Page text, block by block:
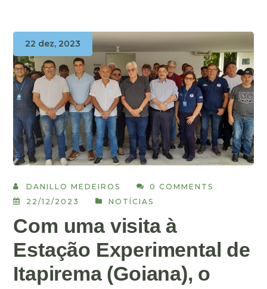
22 dez, 2023
DANILLO MEDEIROS
0 COMMENTS
22/12/2023
NOTÍCIAS
Com uma visita à
Estação Experimental de
Itapirema (Goiana), o